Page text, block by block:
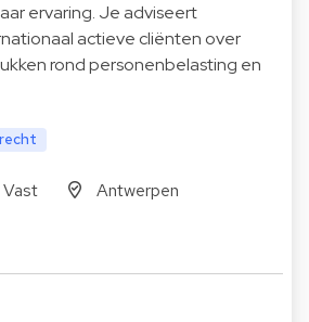
ervaring. Je adviseert
actieve cliënten over
rond personenbelasting en
Vast
Antwerpen